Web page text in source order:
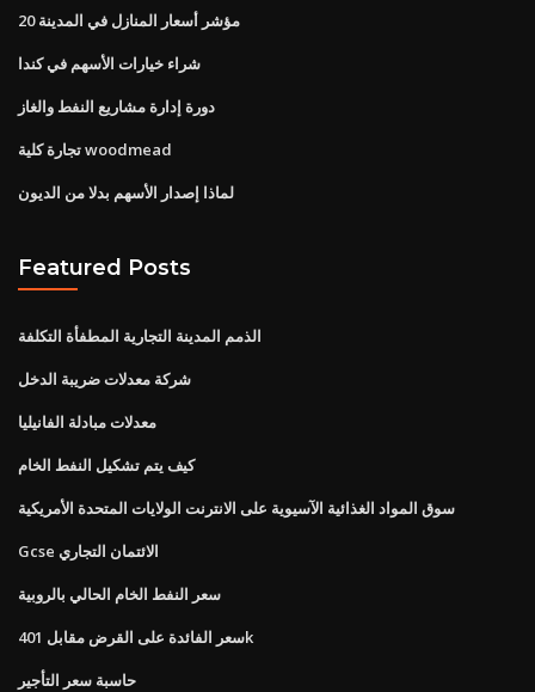
20 مؤشر أسعار المنازل في المدينة
شراء خيارات الأسهم في كندا
دورة إدارة مشاريع النفط والغاز
تجارة كلية woodmead
لماذا إصدار الأسهم بدلا من الديون
Featured Posts
الذمم المدينة التجارية المطفأة التكلفة
شركة معدلات ضريبة الدخل
معدلات مبادلة الفانيليا
كيف يتم تشكيل النفط الخام
سوق المواد الغذائية الآسيوية على الانترنت الولايات المتحدة الأمريكية
Gcse الائتمان التجاري
سعر النفط الخام الحالي بالروبية
سعر الفائدة على القرض مقابل 401k
حاسبة سعر التأجير